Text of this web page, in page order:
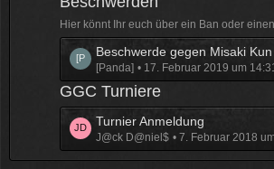
g
e
t
r
ä
e
t
e
B
e
i
t
ä
Hier könnt Ihr euch über ein Ban oder
L
e
t
z
t
e
B
Beschwerde gegen Misaki Kun
[Panda] 17. Februar 2019 um
GGC Turniere
L
e
t
Turnier Anmeldung
J@ck D@niel$ 7. Februar 2018